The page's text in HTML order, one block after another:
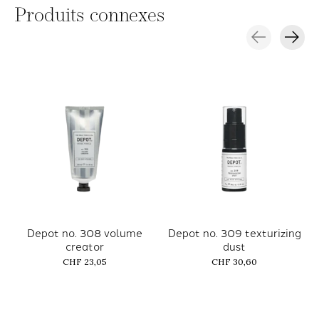
Produits connexes
Depot no. 308 volume
creator
CHF 23,05
Depot no. 309 texturizing
dust
CHF 30,60